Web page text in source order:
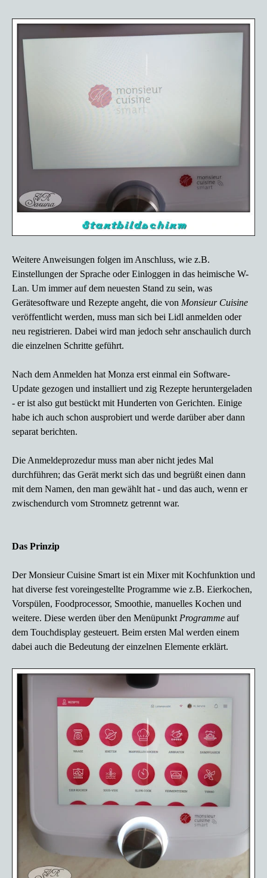
Weitere Anweisungen folgen im Anschluss, wie z.B.
Einstellungen der Sprache oder Einloggen in das heimische W-
Lan. Um immer auf dem neuesten Stand zu sein, was
Gerätesoftware und Rezepte angeht, die von Monsieur Cuisine
veröffentlicht werden, muss man sich bei Lidl anmelden oder
neu registrieren. Dabei wird man jedoch sehr anschaulich durch
die einzelnen Schritte geführt.
Nach dem Anmelden hat Monza erst einmal ein Software-
Update gezogen und installiert und zig Rezepte heruntergeladen
- er ist also gut bestückt mit Hunderten von Gerichten. Einige
habe ich auch schon ausprobiert und werde darüber aber dann
separat berichten.
Die Anmeldeprozedur muss man aber nicht jedes Mal
durchführen; das Gerät merkt sich das und begrüßt einen dann
mit dem Namen, den man gewählt hat - und das auch, wenn er
zwischendurch vom Stromnetz getrennt war.
Das Prinzip
Der Monsieur Cuisine Smart ist ein Mixer mit Kochfunktion und
hat diverse fest voreingestellte Programme wie z.B. Eierkochen,
Vorspülen, Foodprocessor, Smoothie, manuelles Kochen und
weitere. Diese werden über den Menüpunkt Programme auf
dem Touchdisplay gesteuert. Beim ersten Mal werden einem
dabei auch die Bedeutung der einzelnen Elemente erklärt.